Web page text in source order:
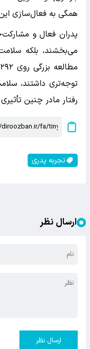
همگی به فعال‌سازی
پدران فعال و
می‌بخشند، بلکه
توجه‌تری داشتند،
رفتار مادر چنین
تجربه پدری
ارسال نظر
ارسال نظر